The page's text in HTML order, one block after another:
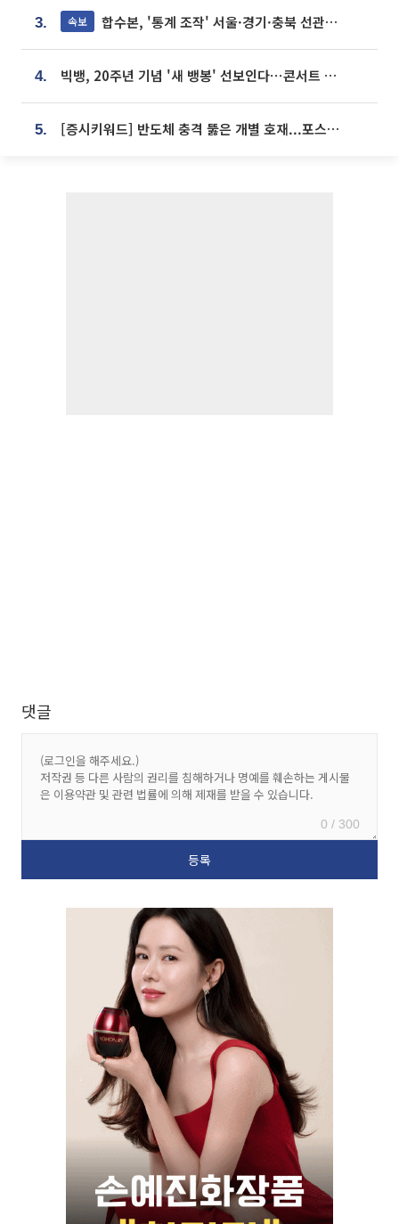
3. 속보 합수본, '통계 조작' 서울·경기·충북 선관위 등 추가 압수수색
4. 빅뱅, 20주년 기념 '새 뱅봉' 선보인다⋯콘서트 앞두고 팝업 개최
5. [증시키워드] 반도체 충격 뚫은 개별 호재...포스코퓨처엠·에코프로·한화솔루션 '눈길'
댓글
0 / 300